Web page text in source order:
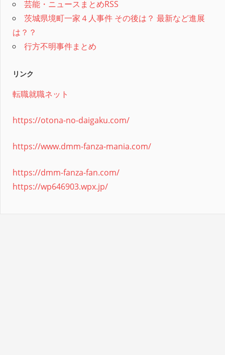
芸能・ニュースまとめRSS
茨城県境町一家４人事件 その後は？ 最新など進展
は？？
行方不明事件まとめ
リンク
転職就職ネット
https://otona-no-daigaku.com/
https://www.dmm-fanza-mania.com/
https://dmm-fanza-fan.com/
https://wp646903.wpx.jp/